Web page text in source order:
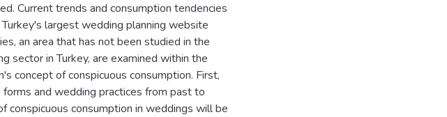
Current trends and consumption tendencies
largest wedding planning website
an area that has not been studied in the
sector in Turkey, are examined within the
concept of conspicuous consumption. First,
and wedding practices from past to
conspicuous consumption in weddings will be